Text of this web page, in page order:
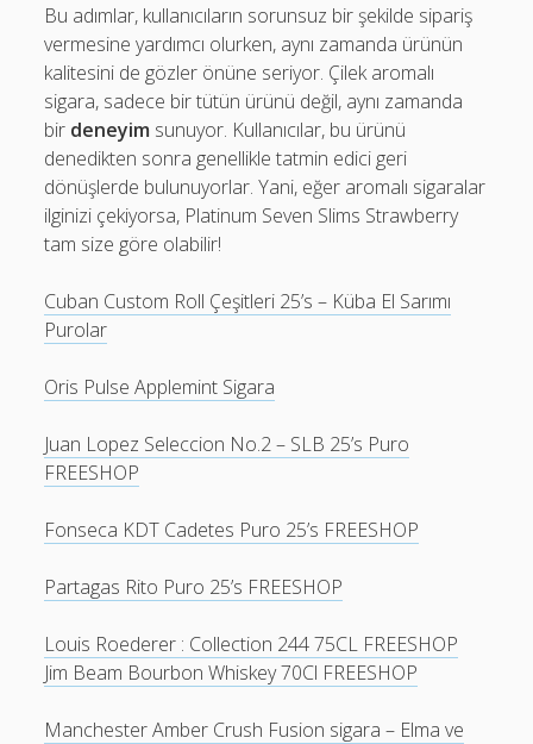
Bu adımlar, kullanıcıların sorunsuz bir şekilde sipariş
vermesine yardımcı olurken, aynı zamanda ürünün
kalitesini de gözler önüne seriyor. Çilek aromalı
sigara, sadece bir tütün ürünü değil, aynı zamanda
bir deneyim sunuyor. Kullanıcılar, bu ürünü
denedikten sonra genellikle tatmin edici geri
dönüşlerde bulunuyorlar. Yani, eğer aromalı sigaralar
ilginizi çekiyorsa, Platinum Seven Slims Strawberry
tam size göre olabilir!
Cuban Custom Roll Çeşitleri 25’s – Küba El Sarımı
Purolar
Oris Pulse Applemint Sigara
Juan Lopez Seleccion No.2 – SLB 25’s Puro
FREESHOP
Fonseca KDT Cadetes Puro 25’s FREESHOP
Partagas Rito Puro 25’s FREESHOP
Louis Roederer : Collection 244 75CL FREESHOP
Jim Beam Bourbon Whiskey 70Cl FREESHOP
Manchester Amber Crush Fusion sigara – Elma ve